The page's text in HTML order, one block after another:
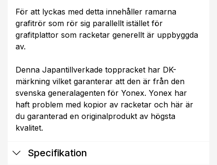
För att lyckas med detta innehåller ramarna
grafitrör som rör sig parallellt istället för
grafitplattor som racketar generellt är uppbyggda
av.
Denna Japantillverkade toppracket har DK-
märkning vilket garanterar att den är från den
svenska generalagenten för Yonex. Yonex har
haft problem med kopior av racketar och här är
du garanterad en originalprodukt av högsta
kvalitet.
Specifikation